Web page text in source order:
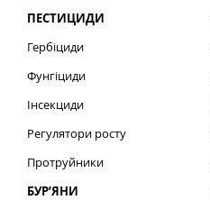
ПЕСТИЦИДИ
Гербіциди
Фунгіциди
Інсекциди
Регулятори росту
Протруйники
БУР’ЯНИ